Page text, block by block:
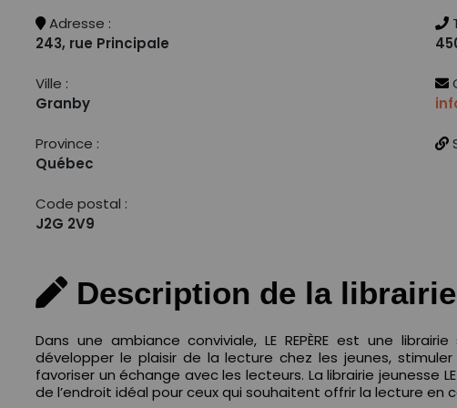
Adresse :
243, rue Principale
Ville :
Granby
Province :
Québec
Code postal :
J2G 2V9
Description de la librairie
Dans une ambiance conviviale, LE REPÈRE est une
développer le plaisir de la lecture chez les jeunes,
favoriser un échange avec les lecteurs. La librairie jeunesse LE
de l’endroit idéal pour ceux qui souhaitent offrir la lecture en